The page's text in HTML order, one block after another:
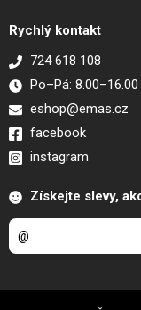
Rychlý kontakt
724 618 108
Po–Pá: 8.00–16.00
eshop@emas.cz
facebook
instagram
Získejte slevy,